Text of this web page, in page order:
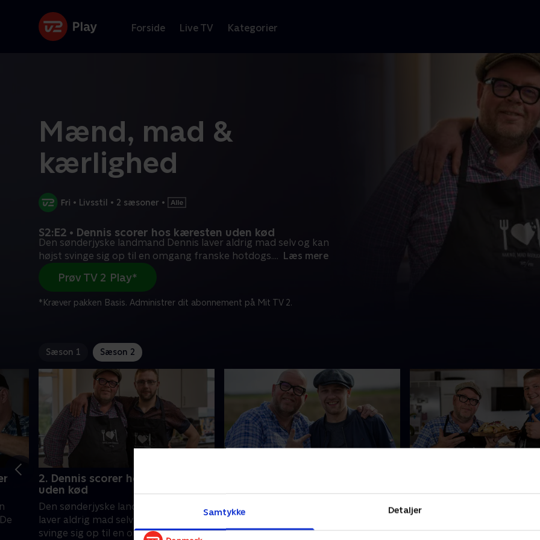
Samtykke Detaljer
Forside Live TV Kategorier
Mænd, mad &
kærlighed
• Livsstil • 2 sæsoner •
S2:E2 • Dennis scorer hos kæresten uden kød
Den sønderjyske landmand Dennis laver aldrig mad selv og kan
højst svinge sig op til en omgang franske hotdogs.... Læs mere
Prøv TV 2 Play*
*Kræver pakken Basis. Administrer dit abonnement på Mit TV 2.
Sæson 1 Sæson 2
2. Dennis scorer hos kæresten
uden kød
Den sønderjyske landmand Dennis
laver aldrig mad selv og kan højst
svinge sig op til en omgang franske
Sidste år fandt den nordjyske
landmand Niels sin kæreste Kathrine i
'Landmand søger kærlighed'. Det viste
Kan pølser rime på